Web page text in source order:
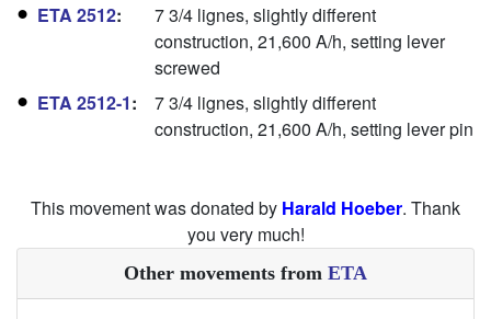
ETA 2512:
7 3/4 lignes, slightly different
construction, 21,600 A/h, setting lever
screwed
ETA 2512-1:
7 3/4 lignes, slightly different
construction, 21,600 A/h, setting lever pin
This movement was donated by Harald Hoeber. Thank
you very much!
Other movements from ETA